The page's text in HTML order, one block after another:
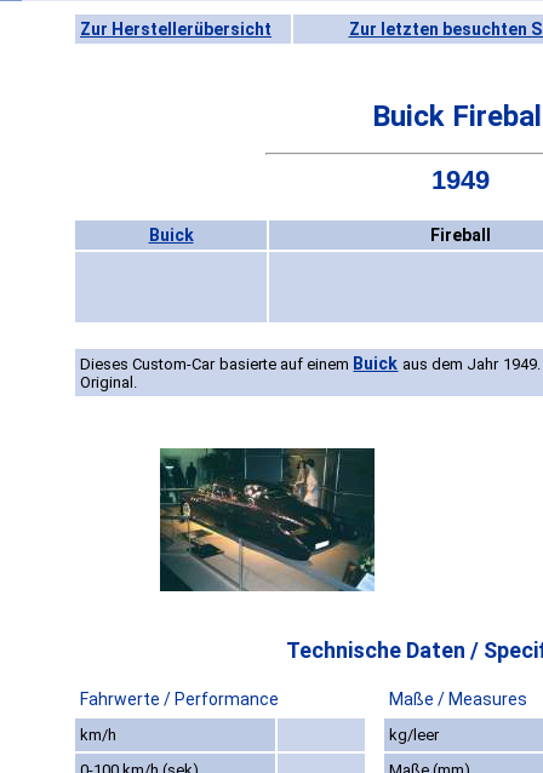
Zur Herstellerübersicht Zur letzten besuchten
Buick
1949
Buick Fireball
Dieses Custom-Car basierte auf einem Buick aus dem Jahr
Original.
Technische Daten /
Fahrwerte / Performance Maße / Measures
km/h
kg/leer